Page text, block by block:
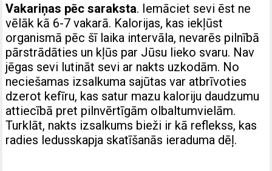
Vakariņas pēc saraksta. Iemāciet sevi ēst ne
vēlāk kā 6-7 vakarā. Kalorijas, kas iekļūst
organismā pēc šī laika intervāla, nevarēs pilnībā
pārstrādāties un kļūs par Jūsu lieko svaru. Nav
jēgas sevi lutināt sevi ar nakts uzkodām. No
neciešamas izsalkuma sajūtas var atbrīvoties
dzerot kefīru, kas satur mazu kaloriju daudzumu
attiecībā pret pilnvērtīgām olbaltumvielām.
Turklāt, nakts izsalkums bieži ir kā reflekss, kas
radies ledusskapja skatīšanās ieraduma dēļ.